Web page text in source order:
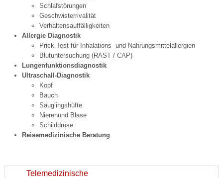
Schlafstörungen
Geschwisterrivalität
Verhaltensauffälligkeiten
Allergie Diagnostik
Prick-Test für Inhalations- und Nahrungsmittelallergien
Blutuntersuchung (RAST / CAP)
Lungenfunktionsdiagnostik
Ultraschall-Diagnostik
Kopf
Bauch
Säuglingshüfte
Nierenund Blase
Schilddrüse
Reisemedizinische Beratung
Telemedizinische